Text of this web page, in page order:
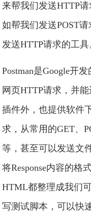
来帮我们发送HTTP
如帮我们发送POST
发送HTTP请求的工具
Postman是Google开
网页HTTP请求，并
插件外，也提供软件
求，从常用的GET、
等，甚至可以发送文
将Response内容的格
HTML都整理成我们
写测试脚本，可以快